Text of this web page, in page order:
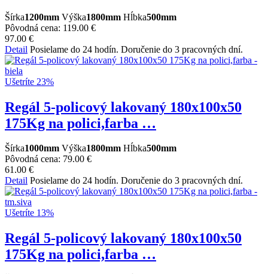
Šírka1200mm Výška1800mm Hĺbka500mm
Pôvodná cena: 119.00 €
97.00 €
Detail Posielame do 24 hodín. Doručenie do 3 pracovných dní.
Ušetríte 23%
Regál 5-policový lakovaný 180x100x50
175Kg na polici,farba …
Šírka1000mm Výška1800mm Hĺbka500mm
Pôvodná cena: 79.00 €
61.00 €
Detail Posielame do 24 hodín. Doručenie do 3 pracovných dní.
Ušetríte 13%
Regál 5-policový lakovaný 180x100x50
175Kg na polici,farba …